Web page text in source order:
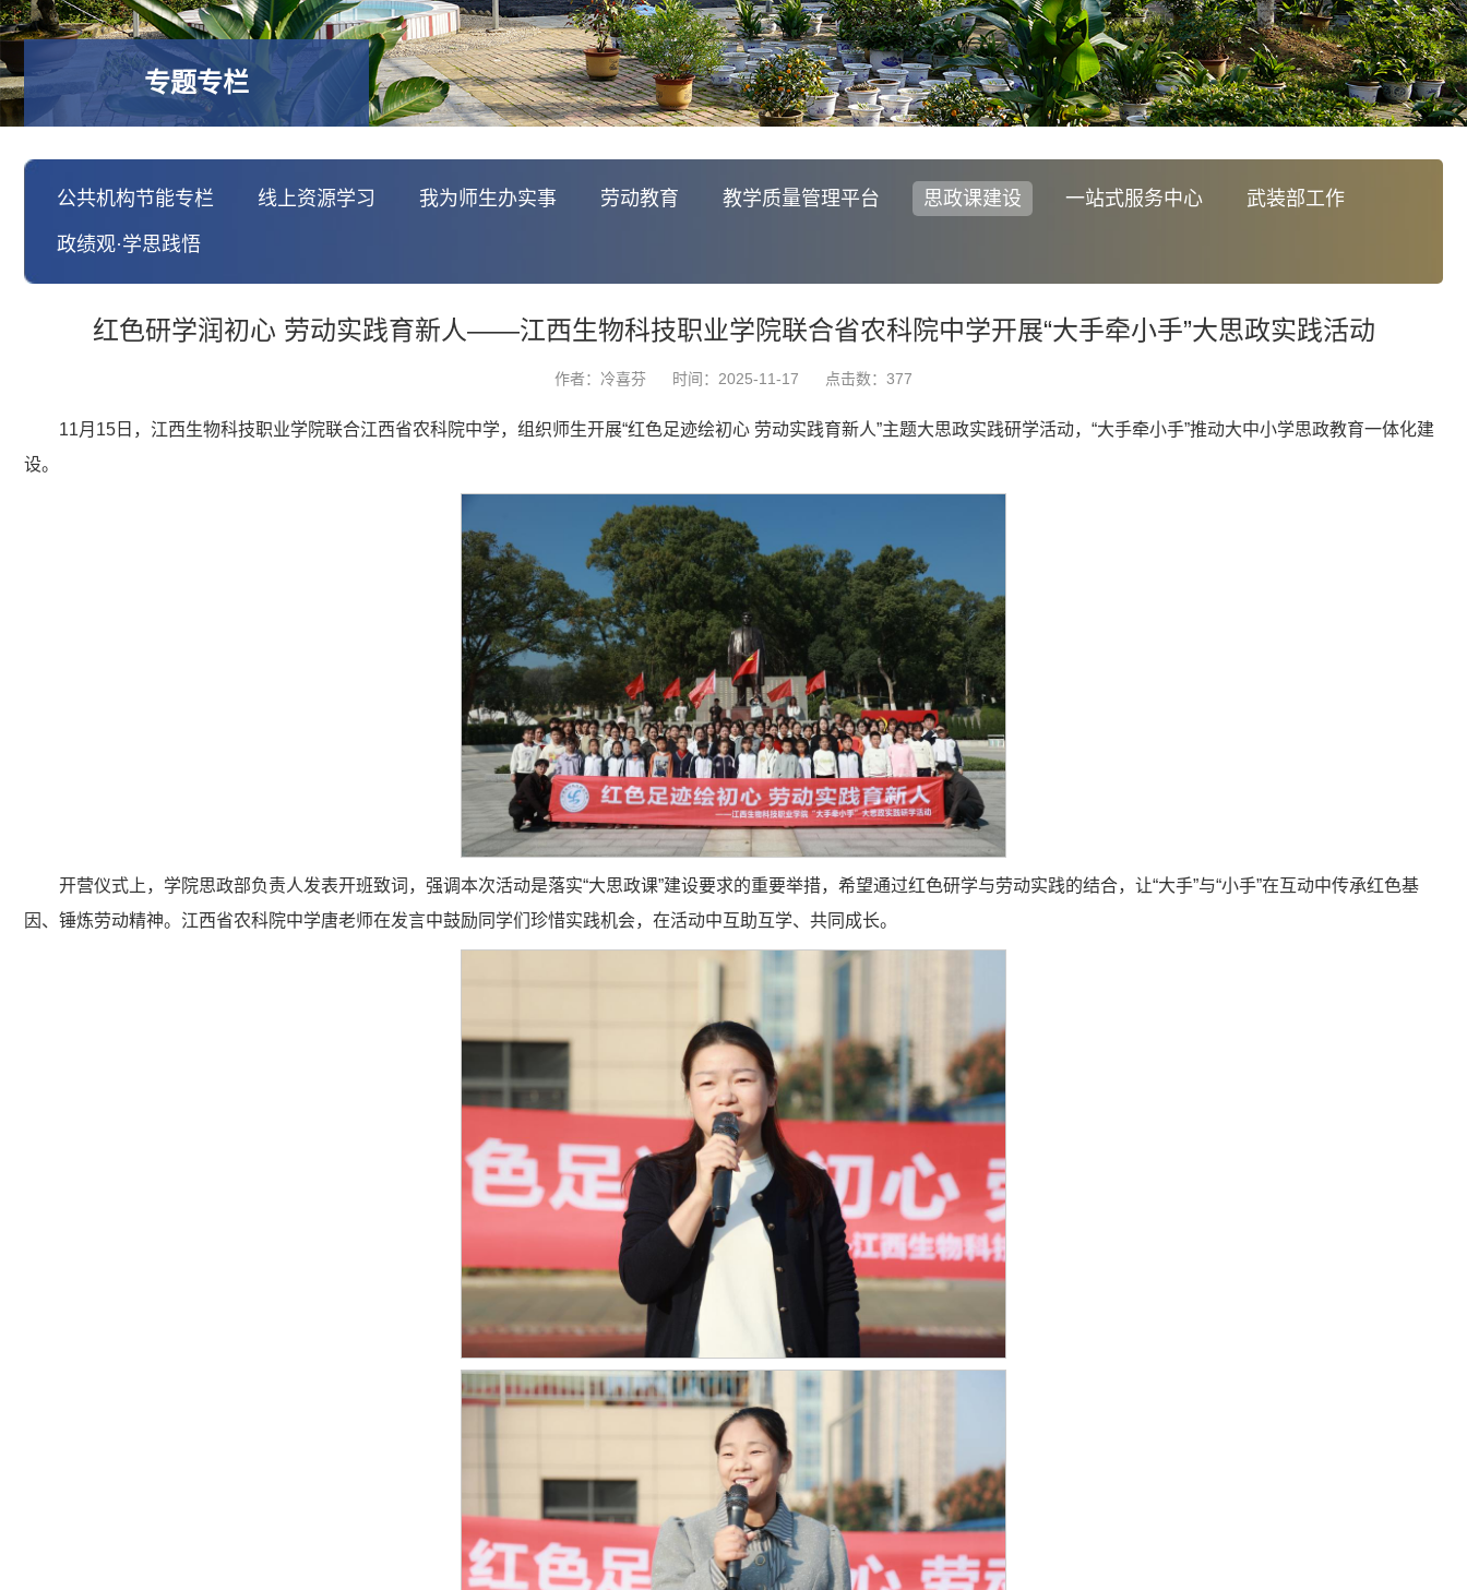
专题专栏
公共机构节能专栏 线上资源学习 我为师生办实事 劳动教育 教学质量管理平台 思政课建设 一站式服务中心 武装部工作
政绩观·学思践悟
红色研学润初心 劳动实践育新人——江西生物科技职业学院联合省农科院中学开展“大手牵小手”大思政实践活动
作者：冷喜芬 时间：2025-11-17 点击数： 377
11月15日，江西生物科技职业学院联合江西省农科院中学，组织师生开展“红色足迹绘初心 劳动实践育新人”主题大思政实践研学活动，“大手牵小手”推动大中小学思政教育一体化建
设。
开营仪式上，学院思政部负责人发表开班致词，强调本次活动是落实“大思政课”建设要求的重要举措，希望通过红色研学与劳动实践的结合，让“大手”与“小手”在互动中传承红色基
因、锤炼劳动精神。江西省农科院中学唐老师在发言中鼓励同学们珍惜实践机会，在活动中互助互学、共同成长。